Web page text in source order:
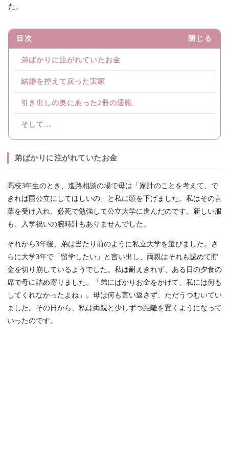
た。
目次 閉じる
弟ばかりに注がれていたお金
結婚を控えて戻った実家
引き出しの奥にあった2冊の通帳
そして...
弟ばかりに注がれていたお金
高校3年生のとき、進路相談の場で母は「家計のことを考えて、で
きれば国公立にしてほしいの」と私に頭を下げました。私はその言
葉を受け入れ、必死で勉強して公立大学に進んだのです。新しい服
も、入学祝いの腕時計もありませんでした。
それから3年後、弟は当たり前のように私立大学を選びました。さ
らに大学3年で「留学したい」と言い出し、両親はそれも認めて貯
金を切り崩しているようでした。私は耐えきれず、ある日の夕食の
席で母に詰め寄りました。「弟にばかりお金をかけて、私には何も
してくれなかったよね」。母は何も言い返さず、ただうつむいてい
ました。その日から、私は両親と少しずつ距離を置くようになって
いったのです。